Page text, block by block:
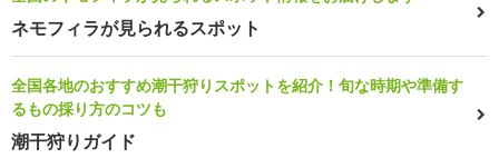
ネモフィラが見られるスポット
全国各地のおすすめ潮干狩りスポットを紹介！旬な時期や準備す
るもの採り方のコツも
潮干狩りガイド